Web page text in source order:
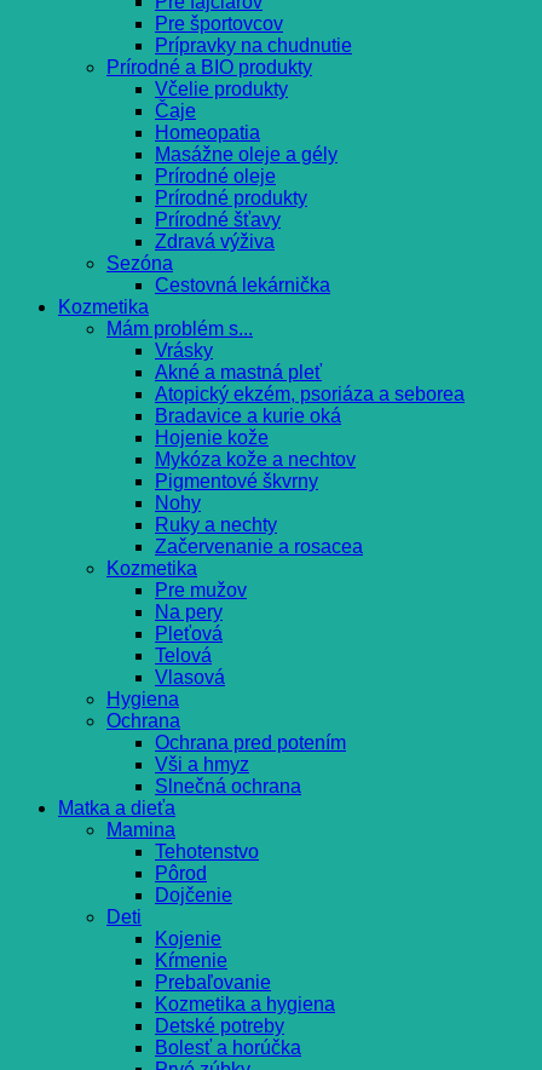
Pre športovcov
Prípravky na chudnutie
Prírodné a BIO produkty
Včelie produkty
Čaje
Homeopatia
Masážne oleje a gély
Prírodné oleje
Prírodné produkty
Prírodné šťavy
Zdravá výživa
Sezóna
Cestovná lekárnička
Kozmetika
Mám problém s...
Vrásky
Akné a mastná pleť
Atopický ekzém, psoriáza a seborea
Bradavice a kurie oká
Hojenie kože
Mykóza kože a nechtov
Pigmentové škvrny
Nohy
Ruky a nechty
Začervenanie a rosacea
Kozmetika
Pre mužov
Na pery
Pleťová
Telová
Vlasová
Hygiena
Ochrana
Ochrana pred potením
Vši a hmyz
Slnečná ochrana
Matka a dieťa
Mamina
Tehotenstvo
Pôrod
Dojčenie
Deti
Kojenie
Kŕmenie
Prebaľovanie
Kozmetika a hygiena
Detské potreby
Bolesť a horúčka